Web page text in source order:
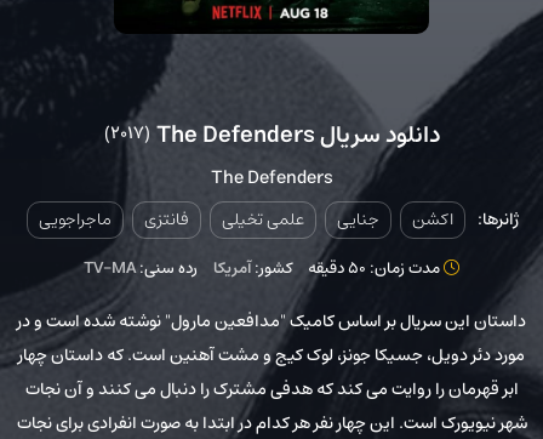
دانلود سریال The Defenders (2017)
The Defenders
ژانرها: اکشن جنایی علمی تخیلی فانتزی ماجراجویی
مدت زمان: 50 دقیقه کشور:آمریکا رده سنی:TV-MA
داستان این سریال بر اساس کامیک "مدافعین مارول" نوشته شده است و در
مورد دئر دویل، جسیکا جونز، لوک کیج و مشت آهنین است. که داستان چهار
ابر قهرمان را روایت می کند که هدفی مشترک را دنبال می کنند و آن نجات
شهر نیویورک است. این چهار نفر هر کدام در ابتدا به صورت انفرادی برای نجات